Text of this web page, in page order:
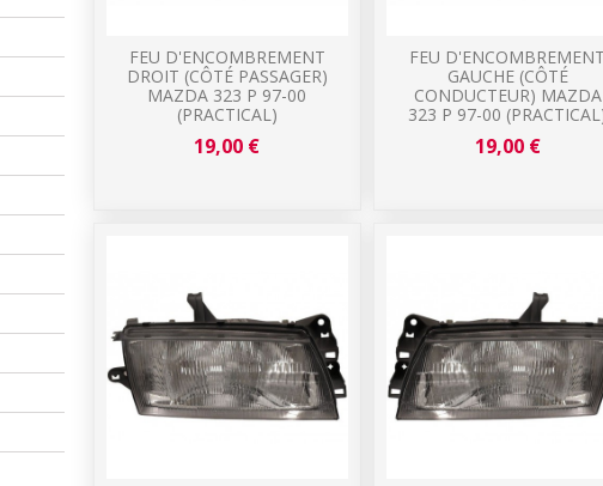
FEU D'ENCOMBREMENT
DROIT (CÔTÉ PASSAGER)
MAZDA 323 P 97-00
(PRACTICAL)
19,00 €
FEU D'ENCOMBREMENT
GAUCHE (CÔTÉ
CONDUCTEUR) MAZDA
323 P 97-00
19,00 €